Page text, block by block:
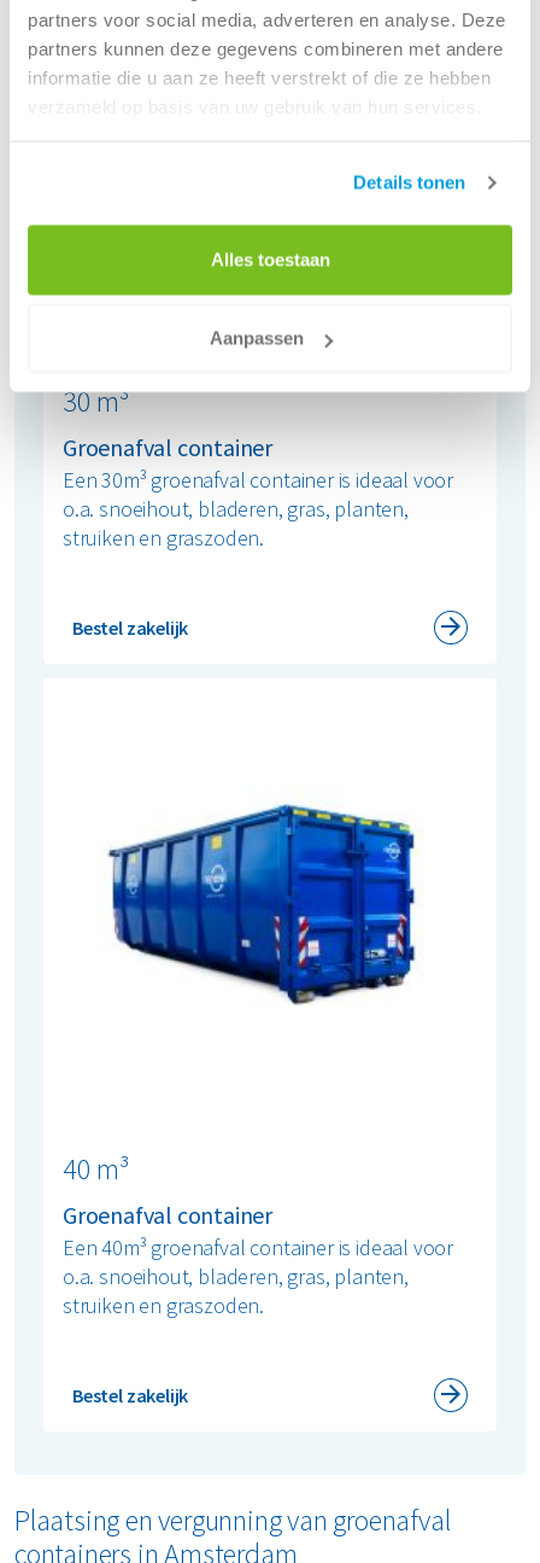
partners voor social media, adverteren en analyse. Deze
partners kunnen deze gegevens combineren met andere
informatie die u aan ze heeft verstrekt of die ze hebben
verzameld op basis van uw gebruik van hun services.
Details tonen
Alles toestaan
Aanpassen
30 m³
Groenafval container
Een 30m³ groenafval container is ideaal voor
o.a. snoeihout, bladeren, gras, planten,
struiken en graszoden.
Bestel zakelijk
40 m³
Groenafval container
Een 40m³ groenafval container is ideaal voor
o.a. snoeihout, bladeren, gras, planten,
struiken en graszoden.
Bestel zakelijk
Plaatsing en vergunning van groenafval
containers in Amsterdam